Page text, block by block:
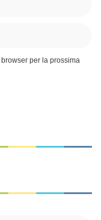
per la prossima